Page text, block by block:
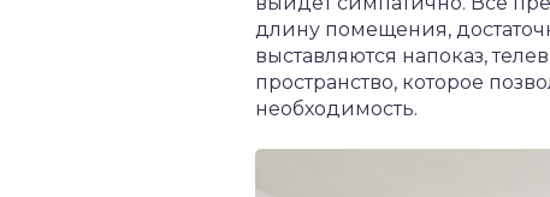
длину помещения,
выставляются напоказ,
пространство, которое
необходимость.